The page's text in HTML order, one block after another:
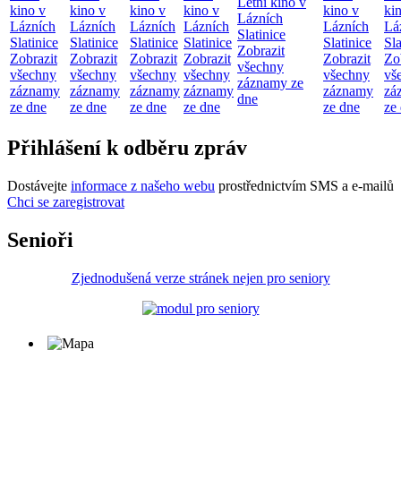
kino v
Lázních
Slatinice
Zobrazit
všechny
záznamy
ze dne
kino v
Lázních
Slatinice
Zobrazit
všechny
záznamy
ze dne
kino v
Lázních
Slatinice
Zobrazit
všechny
záznamy
ze dne
kino v
Lázních
Slatinice
Zobrazit
všechny
záznamy
ze dne
Lázních
Slatinice
Zobrazit
všechny
záznamy ze
dne
kino v
Lázních
Slatinice
Zobrazit
všechny
záznamy
ze dne
ze
Přihlášení k odběru zpráv
Dostávejte informace z našeho webu prostřednictvím SMS a e-mailů
Chci se zaregistrovat
Senioři
Zjednodušená verze stránek nejen pro seniory